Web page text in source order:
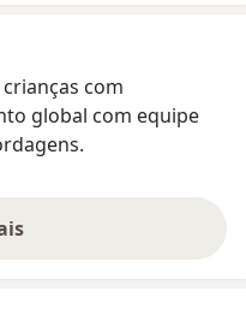
com
global com equipe